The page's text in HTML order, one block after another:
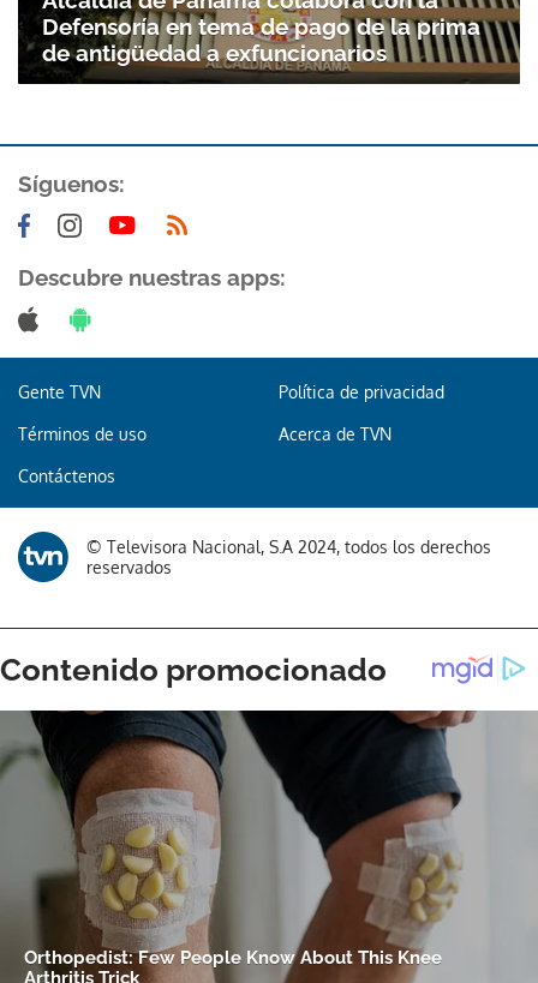
Defensoría en tema de pago de la prima
de antigüedad a exfuncionarios
Síguenos:
Descubre nuestras apps:
Gente TVN Política de privacidad
Términos de uso Acerca de TVN
Contáctenos
© Televisora Nacional, S.A 2024, todos los derechos
reservados